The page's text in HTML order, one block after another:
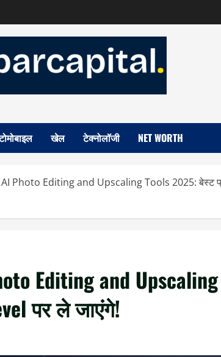
खेल टेक्नोलॉजी NET WORTH
Photo Editing and Upscaling Tools 2025: बेस्ट
Editing and
पर ले जाएंगे!